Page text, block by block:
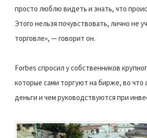
просто люблю видеть и знать, что
Этого нельзя почувствовать, лично не
торговле», — говорит он.
Forbes спросил у собственников
которые сами торгуют на бирже, во что
деньги и чем руководствуются при